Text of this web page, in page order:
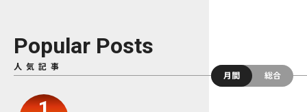
Popular Posts
人気記事
月間
総合